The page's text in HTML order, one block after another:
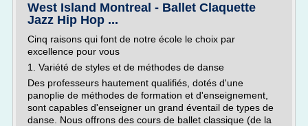
West Island Montreal - Ballet Claquette
Jazz Hip Hop ...
Cinq raisons qui font de notre école le choix par
excellence pour vous
1. Variété de styles et de méthodes de danse
Des professeurs hautement qualifiés, dotés d'une
panoplie de méthodes de formation et d'enseignement,
sont capables d'enseigner un grand éventail de types de
danse. Nous offrons des cours de ballet classique (de la